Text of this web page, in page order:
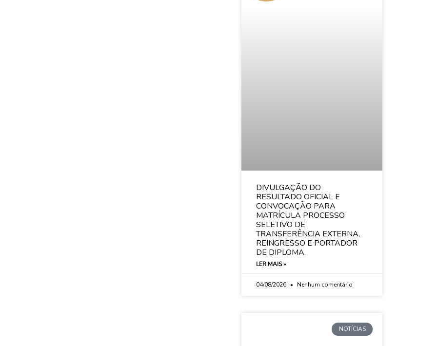
DIVULGAÇÃO DO
RESULTADO OFICIAL E
CONVOCAÇÃO PARA
MATRÍCULA PROCESSO
SELETIVO DE
TRANSFERÊNCIA EXTERNA,
REINGRESSO E PORTADOR
DE DIPLOMA.
LER MAIS »
04/08/2026 Nenhum comentário
NOTÍCIAS